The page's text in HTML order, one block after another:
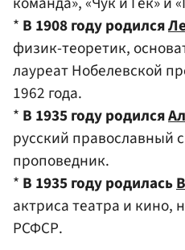
* В 1908 году родился
физик-теоретик,
лауреат Нобелевской
1962 года.
* В 1935 году родился
русский православный
проповедник.
* В 1935 году родилась
актриса театра и кино,
РСФСР.